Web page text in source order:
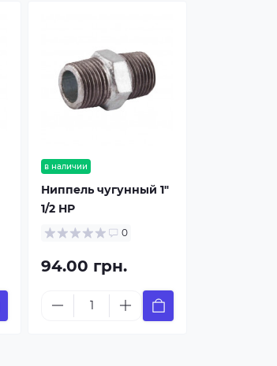
в наличии
Ниппель чугунный 1"
1/2 НР
0
94.00 грн.